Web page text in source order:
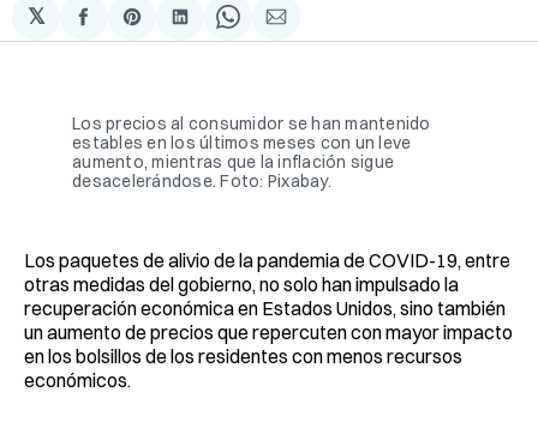
𝕏
Compartir
en
Share
on
Compartir
en
Share
on
Compartir
via
Los precios al consumidor se han mantenido
estables en los últimos meses con un leve
aumento, mientras que la inflación sigue
desacelerándose. Foto: Pixabay.
Los paquetes de alivio de la pandemia de COVID-19, entre
otras medidas del gobierno, no solo han impulsado la
recuperación económica en Estados Unidos, sino también
un aumento de precios que repercuten con mayor impacto
en los bolsillos de los residentes con menos recursos
económicos.